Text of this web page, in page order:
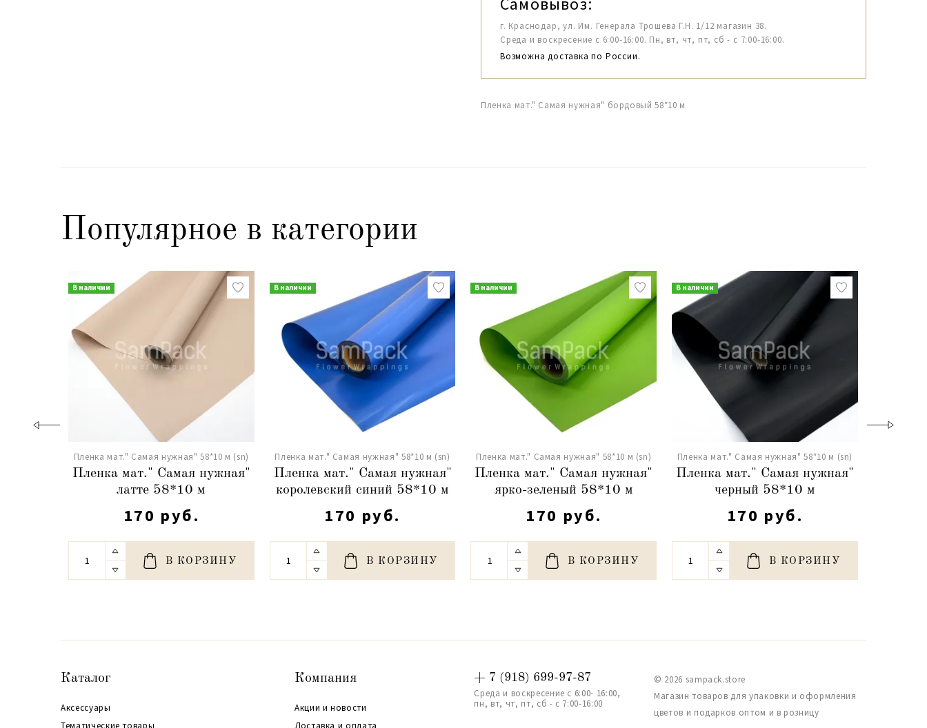
г. Краснодар, ул. Им. Генерала Трошева Г.Н. 1/12 магазин 38.
Среда и воскресение с 6:00-16:00. Пн, вт, чт, пт, сб - с 7:00-16:00.
Возможна доставка по России.
Пленка мат." Самая нужная" бордовый 58*10 м
Популярное в категории
В наличии
Пленка мат." Самая нужная" 58*10 м (sn)
Пленка мат." Самая нужная"
латте 58*10 м
170 руб.
В КОРЗИНУ
В наличии
Пленка мат." Самая нужная" 58*10 м (sn)
Пленка мат." Самая нужная"
королевский синий 58*10 м
170 руб.
В КОРЗИНУ
В наличии
Пленка мат." Самая нужная" 58*10 м (sn)
Пленка мат." Самая нужная"
ярко-зеленый 58*10 м
170 руб.
В КОРЗИНУ
В наличии
Пленка мат." Самая нужная" 58*10 м (sn)
Пленка мат." Самая нужная"
черный 58*10 м
170 руб.
В КОРЗИНУ
Каталог
Аксессуары
Тематические товары
Компания
Акции и новости
Доставка и оплата
+ 7 (918) 699-97-87
Среда и воскресение с 6:00- 16:00,
пн, вт, чт, пт, сб - с 7:00-16:00
© 2026 sampack.store
Магазин товаров для упаковки и оформления
цветов и подарков оптом и в розницу